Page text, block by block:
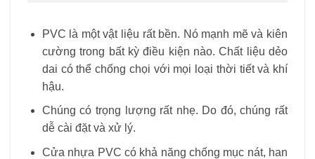
PVC là một vật liệu rất bền. Nó mạnh mẽ và kiên
cường trong bất kỳ điều kiện nào. Chất liệu dẻo
dai có thể chống chọi với mọi loại thời tiết và khí
hậu.
Chúng có trọng lượng rất nhẹ. Do đó, chúng rất
dễ cài đặt và xử lý.
Cửa nhựa PVC có khả năng chống mục nát, han